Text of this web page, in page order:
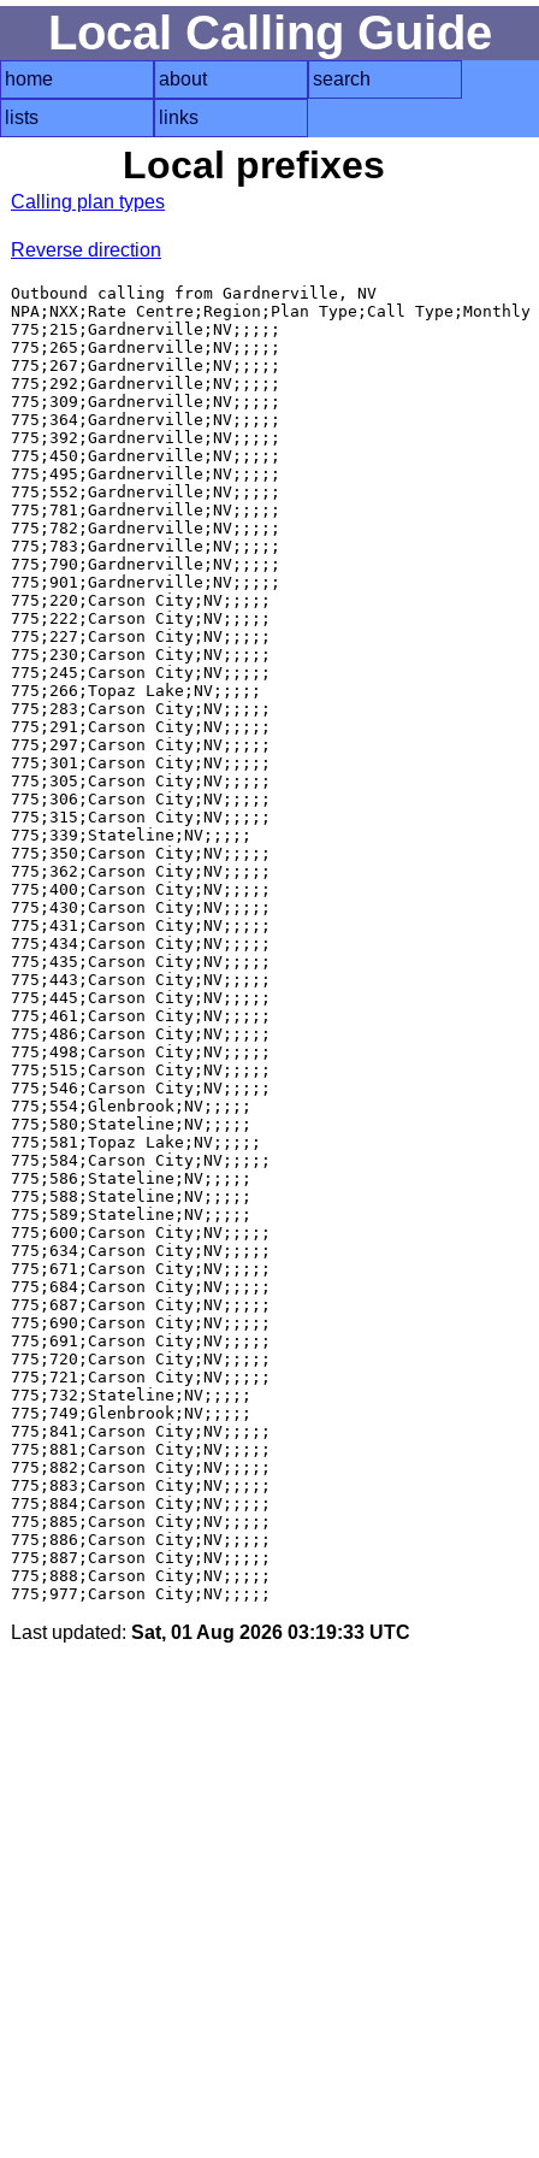
Local Calling Guide
home about
search
lists
links
Local prefixes
Calling plan types
Reverse direction
Outbound calling from Gardnerville, NV
NPA;NXX;Rate Centre;Region;Plan Type;Call
775;215;Gardnerville;NV;;;;;
775;265;Gardnerville;NV;;;;;
775;267;Gardnerville;NV;;;;;
775;292;Gardnerville;NV;;;;;
775;309;Gardnerville;NV;;;;;
775;364;Gardnerville;NV;;;;;
775;392;Gardnerville;NV;;;;;
775;450;Gardnerville;NV;;;;;
775;495;Gardnerville;NV;;;;;
775;552;Gardnerville;NV;;;;;
775;781;Gardnerville;NV;;;;;
775;782;Gardnerville;NV;;;;;
775;783;Gardnerville;NV;;;;;
775;790;Gardnerville;NV;;;;;
775;901;Gardnerville;NV;;;;;
775;220;Carson City;NV;;;;;
775;222;Carson City;NV;;;;;
775;227;Carson City;NV;;;;;
775;230;Carson City;NV;;;;;
775;245;Carson City;NV;;;;;
775;266;Topaz Lake;NV;;;;;
775;283;Carson City;NV;;;;;
775;291;Carson City;NV;;;;;
775;297;Carson City;NV;;;;;
775;301;Carson City;NV;;;;;
775;305;Carson City;NV;;;;;
775;306;Carson City;NV;;;;;
775;315;Carson City;NV;;;;;
775;339;Stateline;NV;;;;;
775;350;Carson City;NV;;;;;
775;362;Carson City;NV;;;;;
775;400;Carson City;NV;;;;;
775;430;Carson City;NV;;;;;
775;431;Carson City;NV;;;;;
775;434;Carson City;NV;;;;;
775;435;Carson City;NV;;;;;
775;443;Carson City;NV;;;;;
775;445;Carson City;NV;;;;;
775;461;Carson City;NV;;;;;
775;486;Carson City;NV;;;;;
775;498;Carson City;NV;;;;;
775;515;Carson City;NV;;;;;
775;546;Carson City;NV;;;;;
775;554;Glenbrook;NV;;;;;
775;580;Stateline;NV;;;;;
775;581;Topaz Lake;NV;;;;;
775;584;Carson City;NV;;;;;
775;586;Stateline;NV;;;;;
775;588;Stateline;NV;;;;;
775;589;Stateline;NV;;;;;
775;600;Carson City;NV;;;;;
775;634;Carson City;NV;;;;;
775;671;Carson City;NV;;;;;
775;684;Carson City;NV;;;;;
775;687;Carson City;NV;;;;;
775;690;Carson City;NV;;;;;
775;691;Carson City;NV;;;;;
775;720;Carson City;NV;;;;;
775;721;Carson City;NV;;;;;
775;732;Stateline;NV;;;;;
775;749;Glenbrook;NV;;;;;
775;841;Carson City;NV;;;;;
775;881;Carson City;NV;;;;;
775;882;Carson City;NV;;;;;
775;883;Carson City;NV;;;;;
775;884;Carson City;NV;;;;;
775;885;Carson City;NV;;;;;
775;886;Carson City;NV;;;;;
775;887;Carson City;NV;;;;;
775;888;Carson City;NV;;;;;
Last updated: Sat, 01 Aug 2026 03:19:33 UTC